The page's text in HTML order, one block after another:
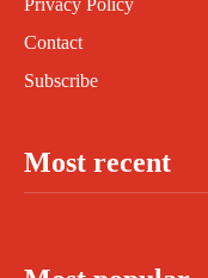
Privacy Policy
Contact
Subscribe
Most recent